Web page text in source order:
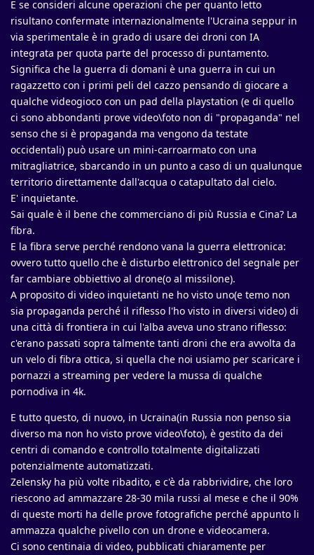
E se consideri alcune operazioni che per quanto letto
risultano confermate internazionalmente l'Ucraina seppur in
via sperimentale è in grado di usare dei droni con IA
integrata per quota parte del processo di puntamento.
Significa che la guerra di domani è una guerra in cui un
ragazzetto con i primi peli del cazzo pensando di giocare a
qualche videogioco con un pad della playstation (e di quello
ci sono abbondanti prove video\foto non di "propaganda" nel
senso che si è propaganda ma vengono da testate
occidentali) può usare un mini-carroarmato con una
mitragliatrice, sbarcando in un punto a caso di un qualunque
territorio direttamente dall'acqua o catapultato dal cielo.
E' inquietante.
Sai quale è il bene che commerciano di più Russia e Cina? La
fibra.
E la fibra serve perché rendono vana la guerra elettronica:
ovvero tutto quello che è disturbo elettronico del segnale per
far cambiare obbiettivo al drone(o al missilone).
A proposito di video inquietanti ne ho visto uno(e temo non
sia propaganda perché il riflesso l'ho visto in diversi video) di
una città di frontiera in cui l'alba aveva uno strano riflesso:
c'erano passati sopra talmente tanti droni che era avvolta da
un velo di fibra ottica, si quella che noi usiamo per scaricare i
pornazzi a streaming per vedere la mussa di qualche
pornodiva in 4k.
E tutto questo, di nuovo, in Ucraina(in Russia non penso sia
diverso ma non ho visto prove video\foto), è gestito da dei
centri di comando e controllo totalmente digitalizzati
potenzialmente automatizzati.
Zelensky ha più volte ribadito, e c'è da rabbrividire, che loro
riescono ad ammazzare 28-30 mila russi al mese e che il 90%
di queste morti ha delle prove fotografiche perché appunto li
ammazza qualche pivello con un drone e videocamera.
Ci sono centinaia di video, pubblicati chiaramente per